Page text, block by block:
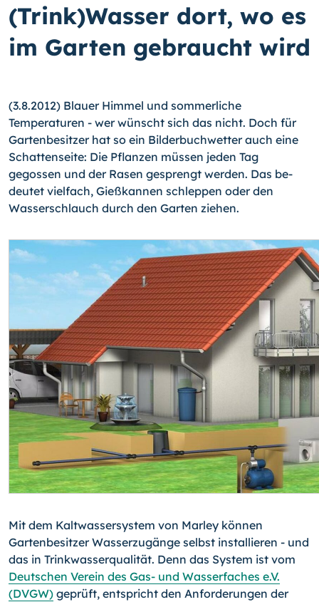
(Trink)Wasser dort, wo es
im Garten gebraucht wird
(3.8.2012) Blauer Himmel und sommerliche
Temperaturen - wer wünscht sich das nicht. Doch für
Gartenbesitzer hat so ein Bilderbuchwetter auch eine
Schattenseite: Die Pflanzen müssen jeden Tag
gegossen und der Rasen gesprengt werden. Das be­
deutet vielfach, Gießkannen schleppen oder den
Wasserschlauch durch den Garten ziehen.
Mit dem Kaltwassersystem von Marley können
Gartenbesitzer Wasserzugänge selbst installieren - und
das in Trinkwasserqualität. Denn das System ist vom
Deutschen Verein des Gas- und Wasserfaches e.V.
(DVGW) geprüft, entspricht den Anforderun­gen der